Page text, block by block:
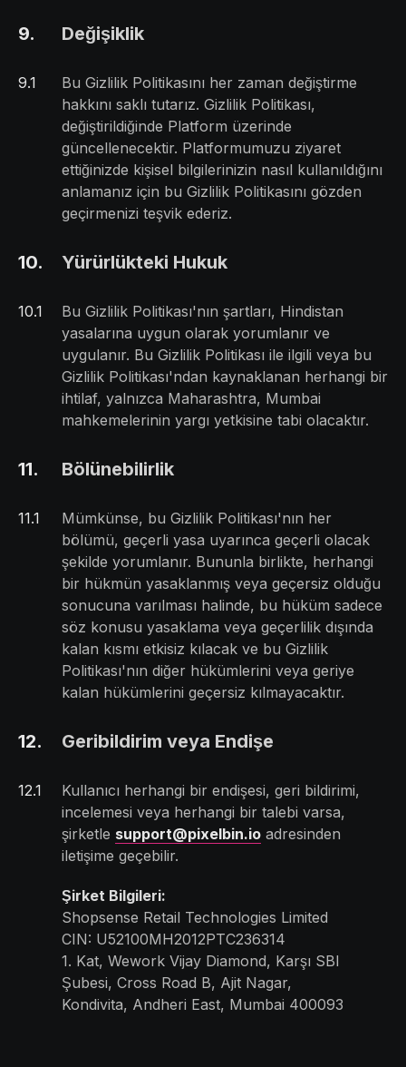
9. Değişiklik
9.1
Bu Gizlilik Politikasını her zaman değiştirme
hakkını saklı tutarız. Gizlilik Politikası,
değiştirildiğinde Platform üzerinde
güncellenecektir. Platformumuzu ziyaret
ettiğinizde kişisel bilgilerinizin nasıl kullanıldığını
anlamanız için bu Gizlilik Politikasını gözden
geçirmenizi teşvik ederiz.
10. Yürürlükteki Hukuk
10.1
Bu Gizlilik Politikası'nın şartları, Hindistan
yasalarına uygun olarak yorumlanır ve
uygulanır. Bu Gizlilik Politikası ile ilgili veya bu
Gizlilik Politikası'ndan kaynaklanan herhangi bir
ihtilaf, yalnızca Maharashtra, Mumbai
mahkemelerinin yargı yetkisine tabi olacaktır.
11. Bölünebilirlik
11.1
Mümkünse, bu Gizlilik Politikası'nın her
bölümü, geçerli yasa uyarınca geçerli olacak
şekilde yorumlanır. Bununla birlikte, herhangi
bir hükmün yasaklanmış veya geçersiz olduğu
sonucuna varılması halinde, bu hüküm sadece
söz konusu yasaklama veya geçerlilik dışında
kalan kısmı etkisiz kılacak ve bu Gizlilik
Politikası'nın diğer hükümlerini veya geriye
kalan hükümlerini geçersiz kılmayacaktır.
12. Geribildirim veya Endişe
12.1
Kullanıcı herhangi bir endişesi, geri bildirimi,
incelemesi veya herhangi bir talebi varsa,
şirketle support@pixelbin.io adresinden
iletişime geçebilir.
Şirket Bilgileri:
Shopsense Retail Technologies Limited
CIN: U52100MH2012PTC236314
1. Kat, Wework Vijay Diamond, Karşı SBI
Şubesi, Cross Road B, Ajit Nagar,
Kondivita, Andheri East, Mumbai 400093